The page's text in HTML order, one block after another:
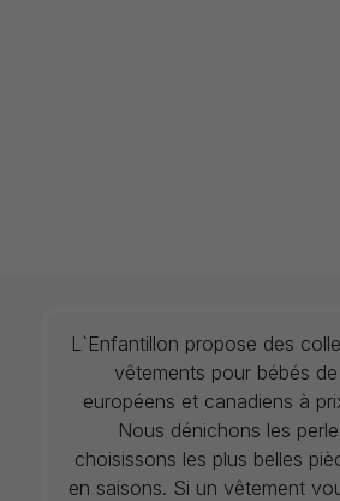
L`Enfantillon propose des
vêtements pour bébés
européens et canadiens à
Nous dénichons les
choisissons les plus belles
en saisons. Si un vêtement